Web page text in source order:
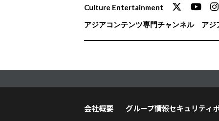
Culture Entertainment
アジアコンテンツ専門チャンネル
アジ
会社概要 グループ情報セキュリティ